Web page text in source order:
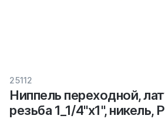
25112
Ниппель переходной,
резьба 1_1/4"х1", никель,